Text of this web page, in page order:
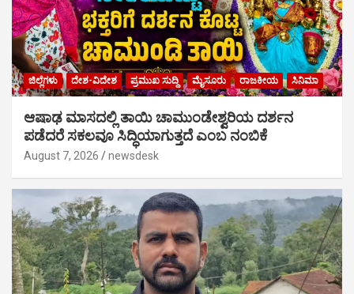
ಜಿಲ್ಲೆಗಳು ದೇಶ-ವಿದೇಶ ಪ್ರಮುಖ ಸುದ್ದಿ ಮೈಸೂರು ರಾಜಕೀಯ ಸಿನಿಮಾ
ಆಷಾಢ ಮಾಸದಲ್ಲಿ ತಾಯಿ ಚಾಮುಂಡೇಶ್ವರಿಯ ದರ್ಶನ
ಪಡೆದರೆ ಸಕಲವೂ ಸಿದ್ಧಿಯಾಗುತ್ತದೆ ಎಂಬ ನಂಬಿಕೆ
August 7, 2026 newsdesk